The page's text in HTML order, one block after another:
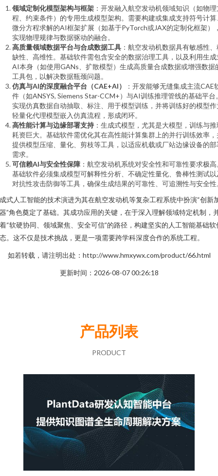
领域定制化模型架构与框架 ：开发融入航空发动机领域知识（如物
程、约束条件）的专用生成模型架构。需要构建或集成支持符号计算
微分方程求解的AI框架扩展（如基于PyTorch或JAX的定制化框架）
实现物理规律与数据驱动的融合。
高质量领域数据平台与合成数据工具 ：航空发动机数据具有敏感性
缺性、高维性。基础软件需包含安全的数据治理工具，以及利用生成
AI本身（如使用GANs、扩散模型）生成高质量合成数据或增强数据
工具包，以解决数据瓶颈问题。
仿真与AI的深度融合平台（CAE+AI）
：开发能够无缝集成主流CAE
件（如ANSYS, Siemens Star-CCM+）与AI训练推理管线的基础平台
实现仿真数据自动抽取、标注、用于模型训练，并将训练好的模型作
轻量化代理模型嵌入仿真流程，形成闭环。
高性能计算与边缘部署支持 ：生成式模型，尤其是大模型，训练与
耗资巨大。基础软件需优化其在高性能计算集群上的并行训练效率，
提供模型压缩、量化、剪枝等工具，以适应机载或厂站边缘设备的部
需求。
可信赖AI与安全性保障 ：航空发动机系统对安全性和可靠性要求极
基础软件必须集成模型可解释性分析、不确定性量化、鲁棒性测试以
对抗性攻击防御等工具，确保生成结果的可靠性、可追溯性与安全性
式人工智能的技术演进为其在航空发动机等复杂工程系统中扮演“创新
”角色奠定了基础。其成功应用的关键，在于深入理解领域特定机制，
“软硬协同、领域聚焦、安全可信”的路径，构建坚实的人工智能基础软
。这不仅是技术挑战，更是一项需要跨学科深度合作的系统工程。
如若转载，请注明出处：http://www.hmxywx.com/product/66.html
更新时间：2026-08-07 00:26:18
产品列表
PRODUCT